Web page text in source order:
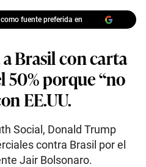
fuente preferida en
Brasil con carta
50% porque “no
EE.UU.
Social, Donald Trump
contra Brasil por el
Jair Bolsonaro.